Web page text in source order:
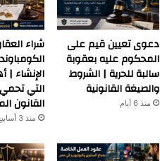
دعوى تعيين قيم على
المحكوم عليه بعقوبة
سالبة للحرية | الشروط
والصيغة القانونية
منذ 6 أيام
شراء
الإنشاء |
التي
القانون
منذ 3 أسابيع